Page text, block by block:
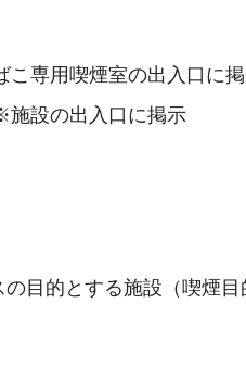
専用喫煙室の出入口に
設の出入口に掲示
目的とする施設（喫煙目